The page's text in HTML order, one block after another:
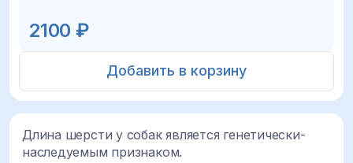
Длина шерсти у собак является генетически-
наследуемым признаком.
2100 ₽
Добавить в корзину